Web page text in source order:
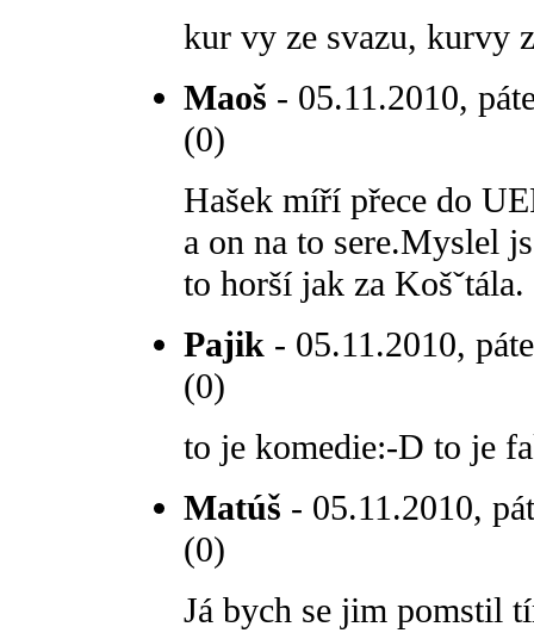
kur vy ze svazu, kurvy
Maoš - 05.11.2010,
(0)
Hašek míří přece do
a on na to sere.Myslel
to horší jak za Košˇtála.
Pajik - 05.11.2010,
(0)
to je komedie:-D to je
Matúš - 05.11.2010,
(0)
Já bych se jim pomstil